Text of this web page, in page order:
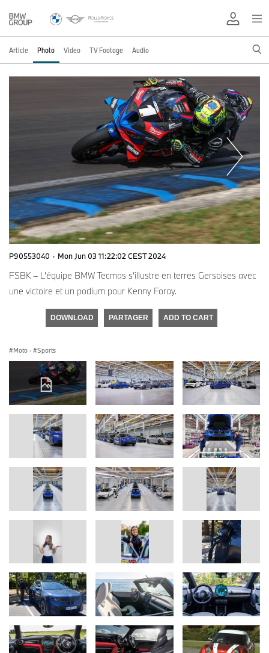
Article Photo Video TV Footage Audio
P90553040 · Mon Jun 03 11:22:02 CEST 2024
FSBK – L’équipe BMW Tecmas s’illustre en terres Gersoises avec
une victoire et un podium pour Kenny Foray.
DOWNLOAD PARTAGER ADD TO CART
Moto · Sports